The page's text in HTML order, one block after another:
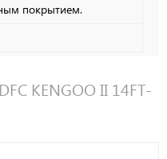
покрытием.
KENGOO II 14FT-